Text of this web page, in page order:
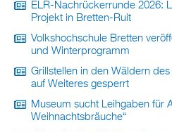
ELR-Nachrückerrunde 2026:
Projekt in Bretten-Ruit
Volkshochschule Bretten
und Winterprogramm
Grillstellen in den Wäldern
auf Weiteres gesperrt
Museum sucht Leihgaben für
Weihnachtsbräuche“